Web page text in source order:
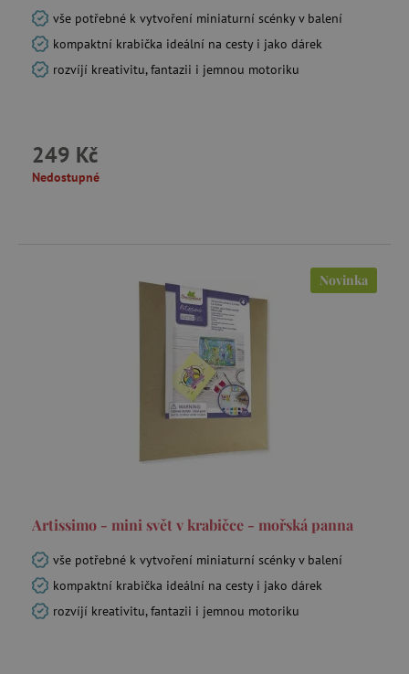
vše potřebné k vytvoření miniaturní scénky v balení
kompaktní krabička ideální na cesty i jako dárek
rozvíjí kreativitu, fantazii i jemnou motoriku
249 Kč
Nedostupné
Novinka
Artissimo - mini svět v krabičce - mořská panna
vše potřebné k vytvoření miniaturní scénky v balení
kompaktní krabička ideální na cesty i jako dárek
rozvíjí kreativitu, fantazii i jemnou motoriku